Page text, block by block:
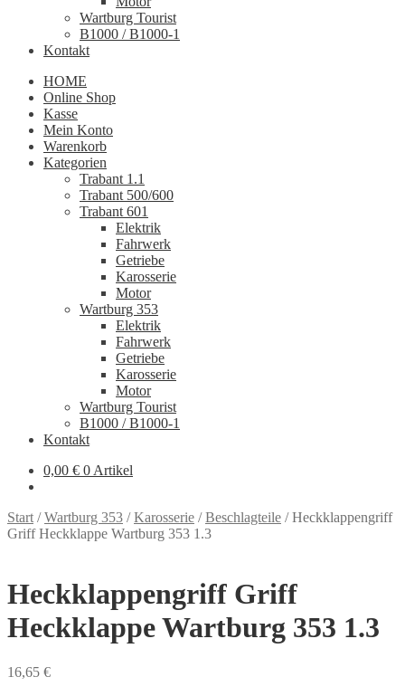
Wartburg Tourist
B1000 / B1000-1
Kontakt
HOME
Online Shop
Kasse
Mein Konto
Warenkorb
Kategorien
Trabant 1.1
Trabant 500/600
Trabant 601
Elektrik
Fahrwerk
Getriebe
Karosserie
Motor
Wartburg 353
Elektrik
Fahrwerk
Getriebe
Karosserie
Motor
Wartburg Tourist
B1000 / B1000-1
Kontakt
0,00 € 0 Artikel
Start /Wartburg 353 /Karosserie /Beschlagteile /Heckklappengriff
Griff Heckklappe Wartburg 353 1.3
Heckklappengriff Griff
Heckklappe Wartburg 353 1.3
16,65 €